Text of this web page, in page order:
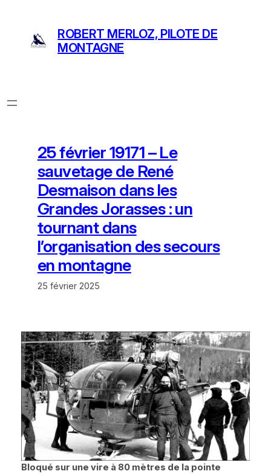
contenu
ROBERT MERLOZ, PILOTE DE
MONTAGNE
25 février 19171 – Le
sauvetage de René
Desmaison dans les
Grandes Jorasses : un
tournant dans
l’organisation des secours
en montagne
25 février 2025
Bloqué sur une vire à 80 mètres de la pointe